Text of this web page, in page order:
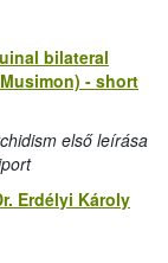
bilateral
- short
első leírása
Erdélyi Károly